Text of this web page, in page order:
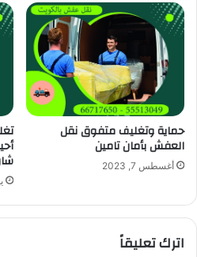
حماية وتغليف متفوق نقل
العفش بأمان تامين
أغسطس 7, 2023
اترك تعليقاً